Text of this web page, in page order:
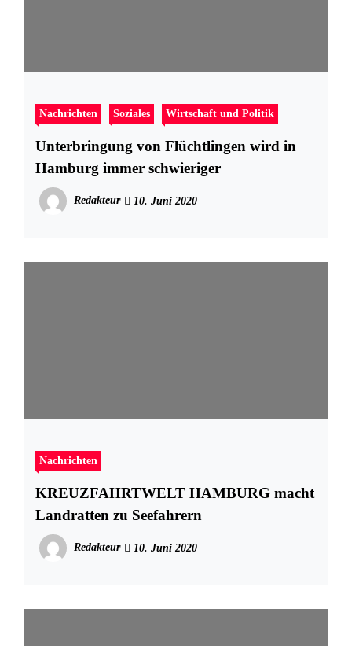
Nachrichten Soziales Wirtschaft und Politik
Unterbringung von Flüchtlingen wird in
Hamburg immer schwieriger
Redakteur 10. Juni 2020
Nachrichten
KREUZFAHRTWELT HAMBURG macht
Landratten zu Seefahrern
Redakteur 10. Juni 2020